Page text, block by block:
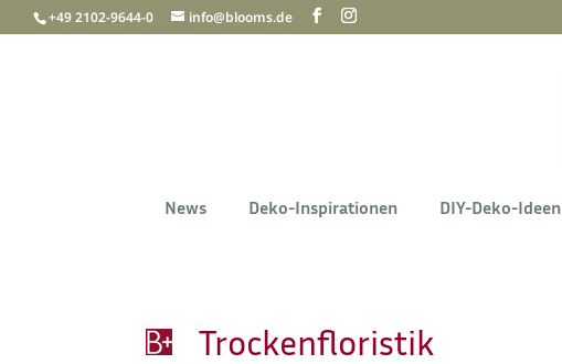
+49 2102-9644-0 info@blooms.de
News Deko-Inspirationen DIY-Deko-Ideen
Trockenfloristik